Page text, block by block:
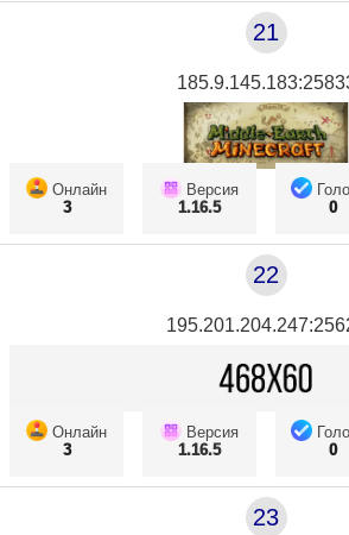
21
Онлайн
3
Версия
1.16.5
0
22
Онлайн
3
Версия
1.16.5
0
23